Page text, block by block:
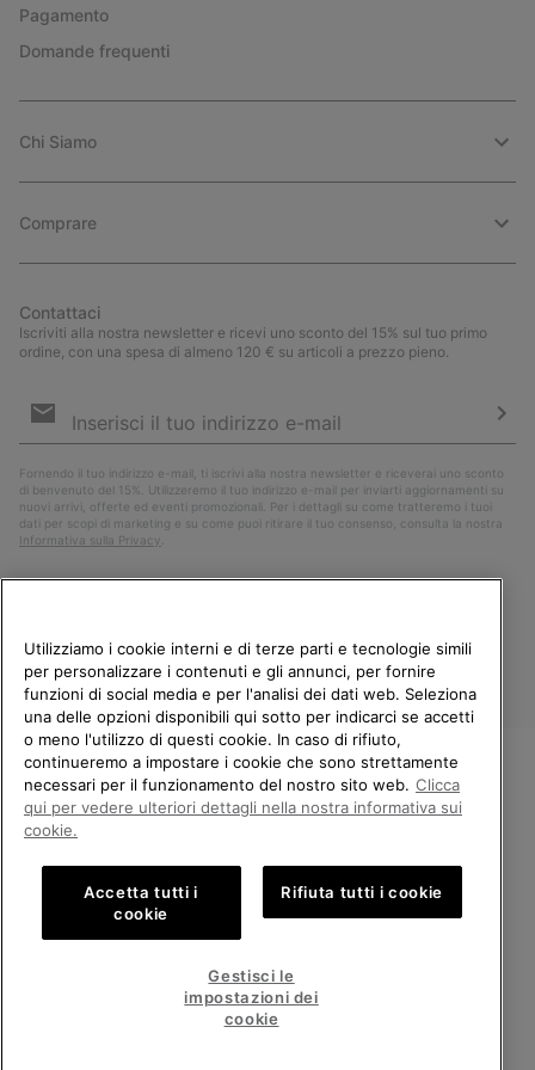
Pagamento
Domande frequenti
Chi Siamo
Comprare
Contattaci
Iscriviti alla nostra newsletter e ricevi uno sconto del 15% sul tuo primo
ordine, con una spesa di almeno 120 € su articoli a prezzo pieno.
e-
Fornendo il tuo indirizzo e-mail, ti iscrivi alla nostra newsletter e riceverai uno sconto
di benvenuto del 15%. Utilizzeremo il tuo indirizzo e-mail per inviarti aggiornamenti su
nuovi arrivi, offerte ed eventi promozionali. Per i dettagli su come tratteremo i tuoi
dati per scopi di marketing e su come puoi ritirare il tuo consenso, consulta la nostra
Informativa sulla Privacy
Italia
©2026Columbia Sportswear Company. Avenue des Morgines, 12 1213
Petit-Lancy Switzerland. Tutti i diritti riservati.
Politica sulla privacy Termini di utilizzo
Condizioni Generali di Vendita
Public CBCR
Servizio clienti: Lun. - Ven. 9:00 - 13:00 & 14:00 - 18:00
BENVENUTO/A IN SOREL.
SELEZIONA IL TUO PAESE DI
Shopping online disponibile
Utilizziamo i cookie interni e di terze parti e tecnologie simili
per personalizzare i contenuti e gli annunci, per fornire
funzioni di social media e per l'analisi dei dati web. Seleziona
una delle opzioni disponibili qui sotto per indicarci se accetti
o meno l'utilizzo di questi cookie. In caso di rifiuto,
continueremo a impostare i cookie che sono strettamente
necessari per il funzionamento del nostro sito web. Clicca
qui per vedere ulteriori dettagli nella nostra informativa sui
cookie.
Accetta tutti i
cookie
Rifiuta tutti i cookie
Gestisci le
impostazioni dei
cookie